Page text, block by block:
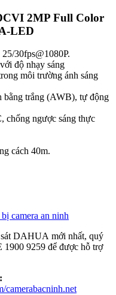
2MP Full Color
LED
30fps@1080P.
độ nhạy sáng
môi trường ánh sáng
bằng trắng (AWB), tự động
chống ngược sáng thực
cách 40m.
camera an ninh
DAHUA mới nhất, quý
9259 để được hỗ trợ
camerabacninh.net